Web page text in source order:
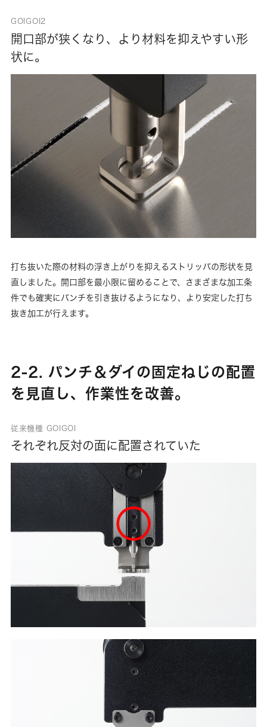
GOIGOI2
開口部が狭くなり、より材料を抑えやすい形
状に。
打ち抜いた際の材料の浮き上がりを抑えるストリッパの形状を見
直しました。開口部を最小限に留めることで、さまざまな加工条
件でも確実にパンチを引き抜けるようになり、より安定した打ち
抜き加工が行えます。
2-2. パンチ＆ダイの固定ねじの配置
を見直し、作業性を改善。
従来機種 GOIGOI
それぞれ反対の面に配置されていた